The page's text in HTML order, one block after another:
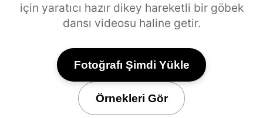
için yaratıcı hazır dikey hareketli bir göbek
dansı videosu haline getir.
Fotoğrafı Şimdi Yükle
Örnekleri Gör